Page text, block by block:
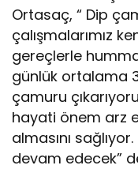
Ortasaç, “ Dip
çalışmalarımız
gereçlerle
günlük ortalama
çamuru
hayati önem arz
almasını
devam edecek”